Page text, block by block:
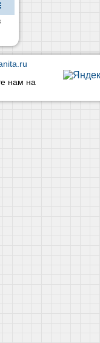
нам на